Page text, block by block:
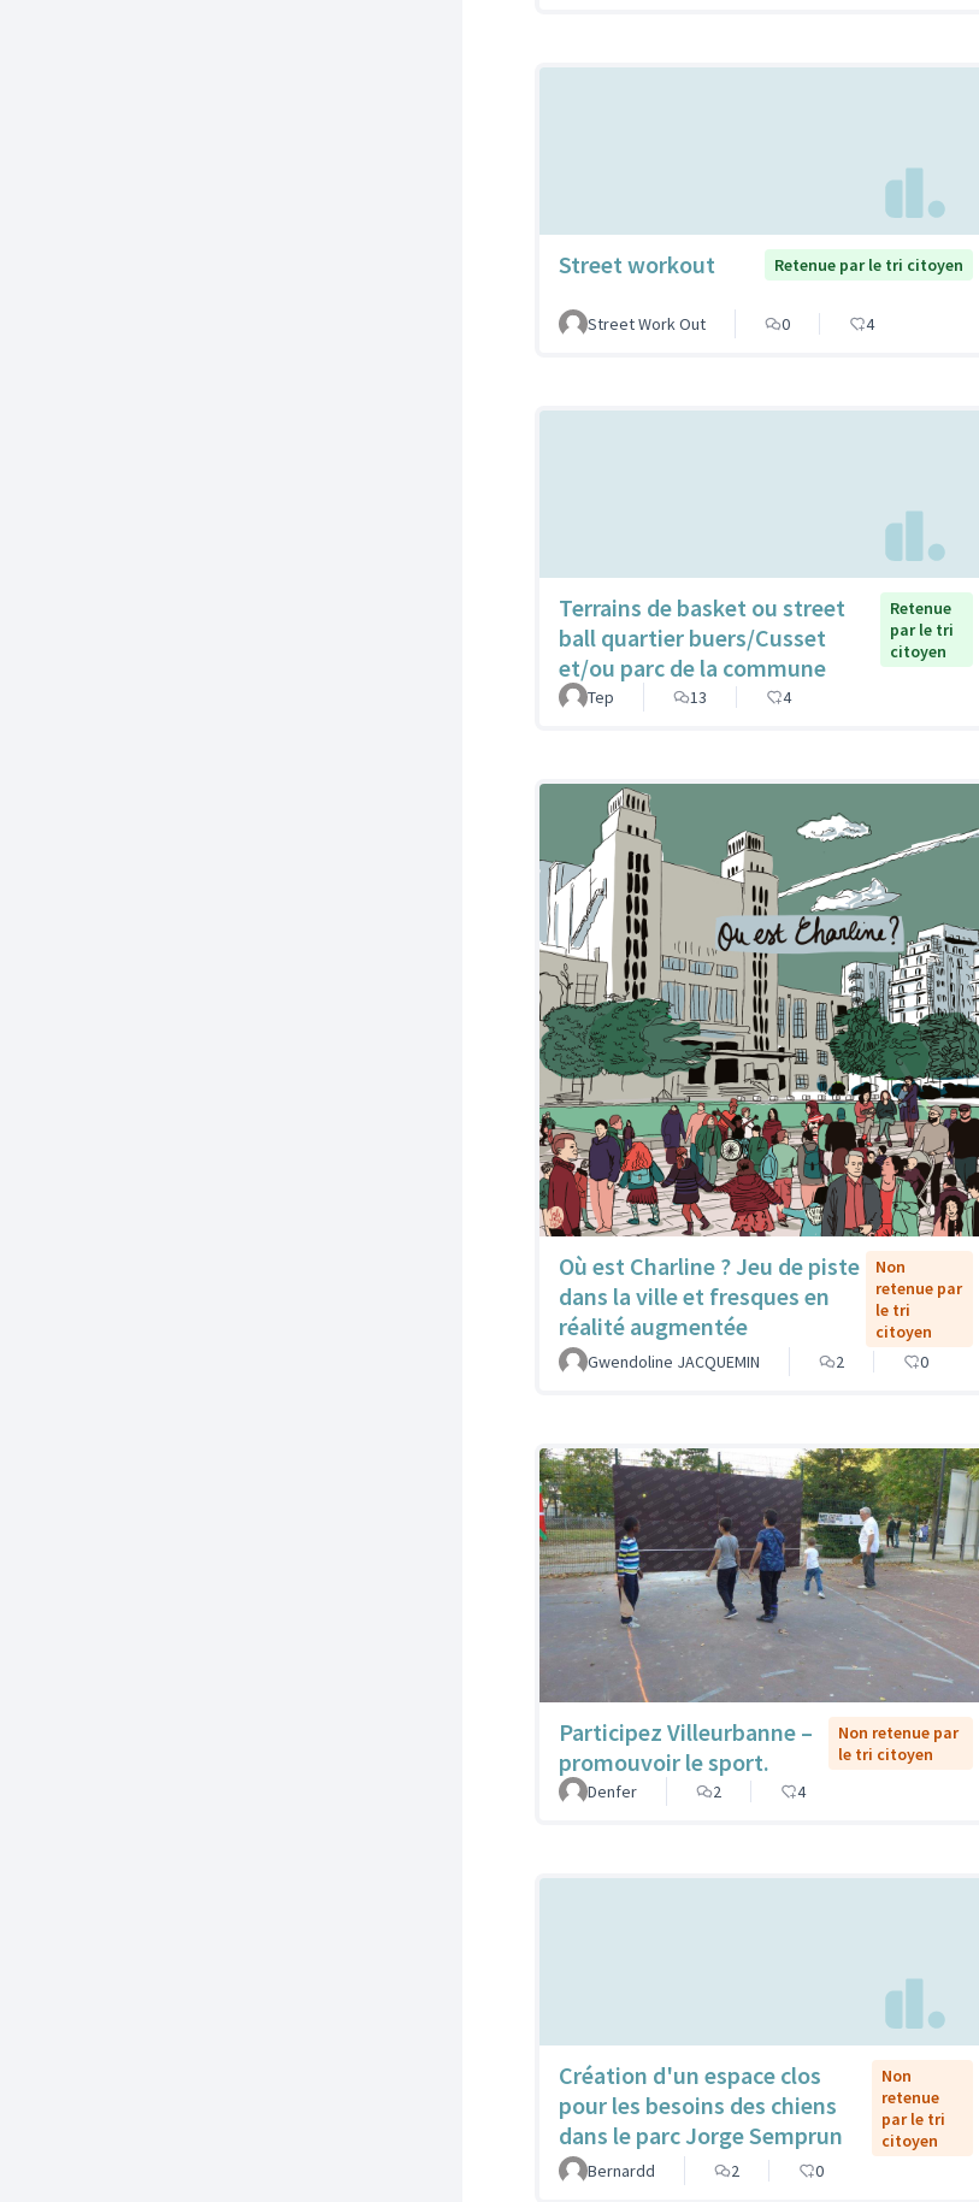
Street workout Retenue par le tri citoyen
Street Work Out 0 4
Terrains de basket ou street
ball quartier buers/Cusset
et/ou parc de la commune
Retenue
par le tri
citoyen
Tep 13 4
Où est Charline ? Jeu de piste
dans la ville et fresques en
réalité augmentée
Non
retenue par
le tri
citoyen
Gwendoline JACQUEMIN
2 0
Participez Villeurbanne –
promouvoir le sport.
Non retenue par
le tri citoyen
Denfer
2 4
Création d'un espace clos
pour les besoins des chiens
dans le parc Jorge Semprun
Non
retenue
par le tri
citoyen
Bernardd
2 0